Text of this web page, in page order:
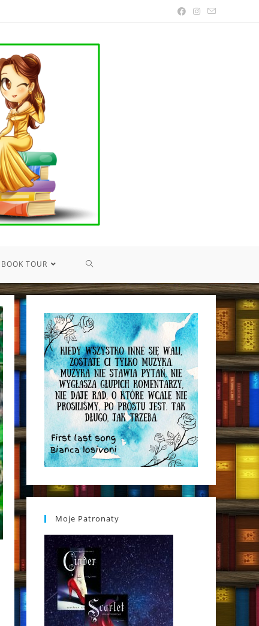
BOOK TOUR TOGGLE
SEARCH
Moje Patronaty